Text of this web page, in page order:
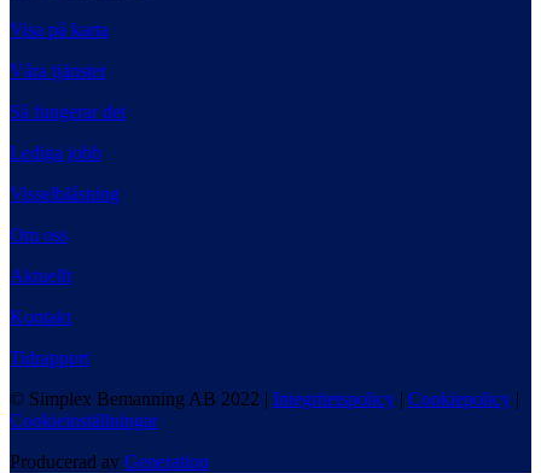
Visa på karta
Våra tjänster
Så fungerar det
Lediga jobb
Visselblåsning
Om oss
Aktuellt
Kontakt
Tidrapport
© Simplex Bemanning AB 2022 | Integritetspolicy | Cookiepolicy |
Cookieinställningar
Producerad av Generation